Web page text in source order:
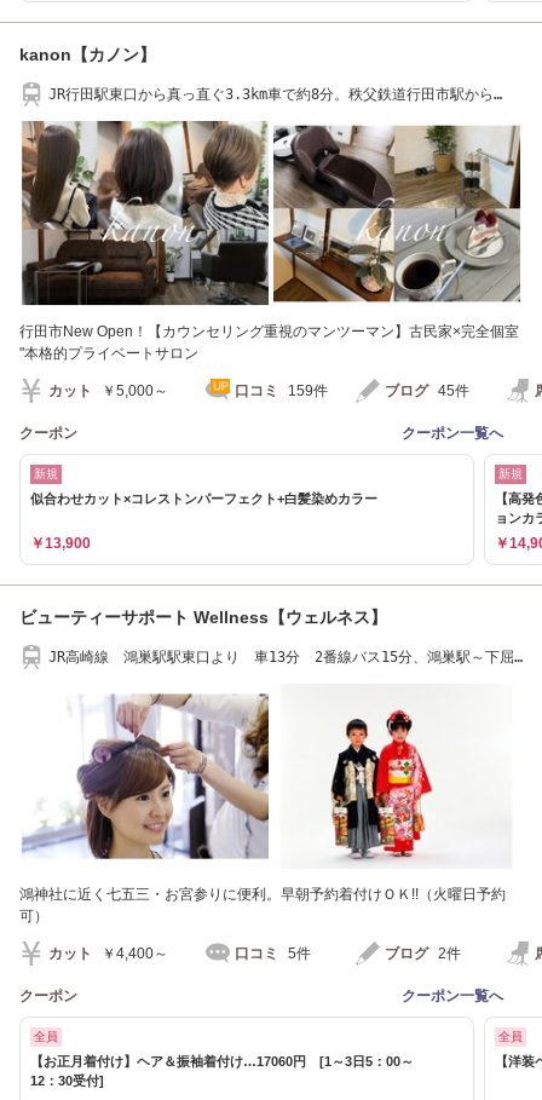
kanon【カノン】
JR行田駅東口から真っ直ぐ3.3km車で約8分。秩父鉄道行田市駅から
行田市New Open！【カウンセリング重視のマンツーマン】古民家×完全個室
"本格的プライベートサロン
カット ￥5,000～ 口コミ 159件 ブログ 45件
クーポン クーポン一覧へ
新規
似合わせカット×コレストンパーフェクト+白髪染めカラー
￥13,900
新規
【高
ョンカ
￥
ビューティーサポート Wellness【ウェルネス】
JR高崎線 鴻巣駅駅東口より 車13分 2番線バス15分、鴻巣駅～下屈
鴻神社に近く七五三・お宮参りに便利。早朝予約着付けＯＫ!!（火曜日予約
可）
カット ￥4,400～ 口コミ 5件 ブログ 2件
クーポン クーポン一覧へ
全員
【お正月着付け】ヘア＆振袖着付け…17060円 [1～3日5：00～
12：30受付]
全員
【洋